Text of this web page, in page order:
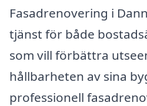
Fasadrenovering i
tjänst för både
som vill förbättra
hållbarheten av sina
professionell